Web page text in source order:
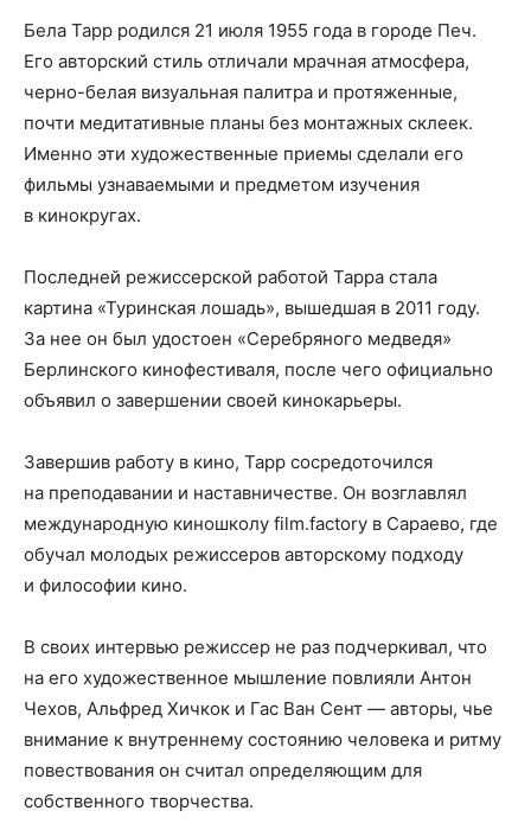
Бела Тарр родился 21 июля 1955 года в городе Печ.
Его авторский стиль отличали мрачная атмосфера,
черно-белая визуальная палитра и протяженные,
почти медитативные планы без монтажных склеек.
Именно эти художественные приемы сделали его
фильмы узнаваемыми и предметом изучения
в кинокругах.
Последней режиссерской работой Тарра стала
картина «Туринская лошадь», вышедшая в 2011 году.
За нее он был удостоен «Серебряного медведя»
Берлинского кинофестиваля, после чего официально
объявил о завершении своей кинокарьеры.
Завершив работу в кино, Тарр сосредоточился
на преподавании и наставничестве. Он возглавлял
международную киношколу film.factory в Сараево, где
обучал молодых режиссеров авторскому подходу
и философии кино.
В своих интервью режиссер не раз подчеркивал, что
на его художественное мышление повлияли Антон
Чехов, Альфред Хичкок и Гас Ван Сент — авторы, чье
внимание к внутреннему состоянию человека и ритму
повествования он считал определяющим для
собственного творчества.